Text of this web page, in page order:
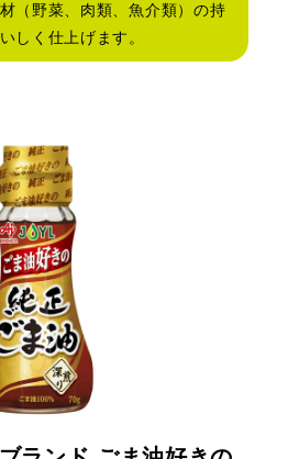
（野菜、肉類、魚介類）の持
しく仕上げます。